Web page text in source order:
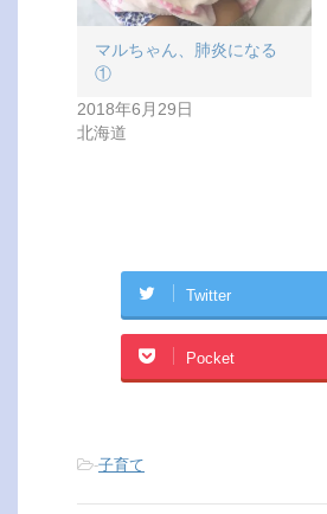
マルちゃん、肺炎になる
①
2018年6月29日
北海道
Twitter
Pocket
-子育て